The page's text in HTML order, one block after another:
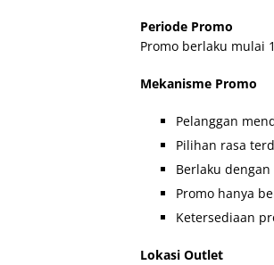
Periode Promo
Promo berlaku mulai
Mekanisme Promo
Pelanggan
Pilihan rasa
Berlaku
Promo hanya
Ketersediaan
Lokasi Outlet